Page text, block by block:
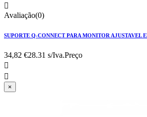

Avaliação(0)
SUPORTE Q-CONNECT PARA MONITOR AJUSTAVEL
34,82 €28.31 s/Iva.Preço


×